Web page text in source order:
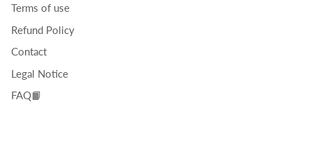
Terms of use
Refund Policy
Contact
Legal Notice
FAQ📙